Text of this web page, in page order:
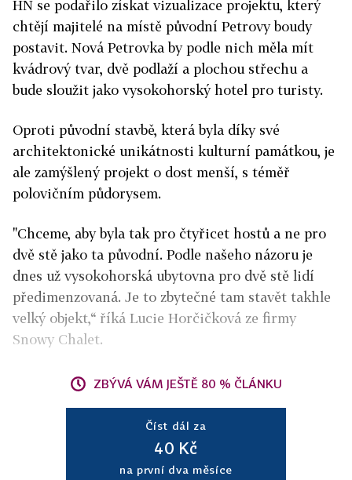
HN se podařilo získat vizualizace projektu, který
chtějí majitelé na místě původní Petrovy boudy
postavit. Nová Petrovka by podle nich měla mít
kvádrový tvar, dvě podlaží a plochou střechu a
bude sloužit jako vysokohorský hotel pro turisty.
Oproti původní stavbě, která byla díky své
architektonické unikátnosti kulturní památkou, je
ale zamýšlený projekt o dost menší, s téměř
polovičním půdorysem.
"Chceme, aby byla tak pro čtyřicet hostů a ne pro
dvě stě jako ta původní. Podle našeho názoru je
dnes už vysokohorská ubytovna pro dvě stě lidí
předimenzovaná. Je to zbytečné tam stavět takhle
velký objekt,“ říká Lucie Horčičková ze firmy
Snowy Chalet.
ZBÝVÁ VÁM JEŠTĚ 80 % ČLÁNKU
Číst dál za
40 Kč
na první dva měsíce